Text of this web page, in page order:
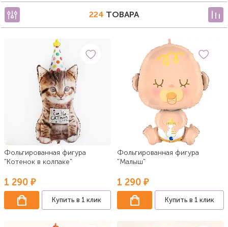
224 ТОВАРА
Фольгированная фигура
"Котенок в колпаке"
1 290 ₽
Купить в 1 клик
Фольгированная фигура
"Малыш"
1 290 ₽
Купить в 1 клик